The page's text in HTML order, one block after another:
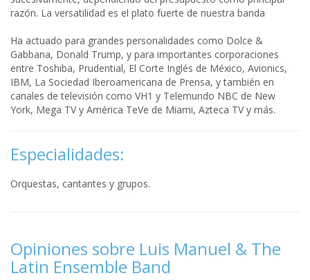
razón. La versatilidad es el plato fuerte de nuestra banda
Ha actuado para grandes personalidades como Dolce &
Gabbana, Donald Trump, y para importantes corporaciones
entre Toshiba, Prudential, El Corte Inglés de México, Avionics,
IBM, La Sociedad Iberoamericana de Prensa, y también en
canales de televisión como VH1 y Telemundo NBC de New
York, Mega TV y América TeVe de Miami, Azteca TV y más.
Especialidades:
Orquestas, cantantes y grupos.
Opiniones sobre Luis Manuel & The
Latin Ensemble Band